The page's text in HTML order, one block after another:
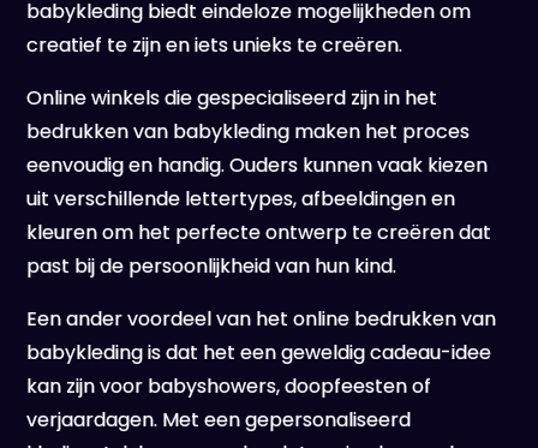
babykleding biedt eindeloze mogelijkheden om
creatief te zijn en iets unieks te creëren.
Online winkels die gespecialiseerd zijn in het
bedrukken van babykleding maken het proces
eenvoudig en handig. Ouders kunnen vaak kiezen
uit verschillende lettertypes, afbeeldingen en
kleuren om het perfecte ontwerp te creëren dat
past bij de persoonlijkheid van hun kind.
Een ander voordeel van het online bedrukken van
babykleding is dat het een geweldig cadeau-idee
kan zijn voor babyshowers, doopfeesten of
verjaardagen. Met een gepersonaliseerd